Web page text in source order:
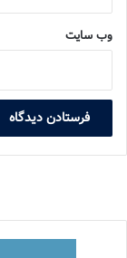
وب‌ سایت